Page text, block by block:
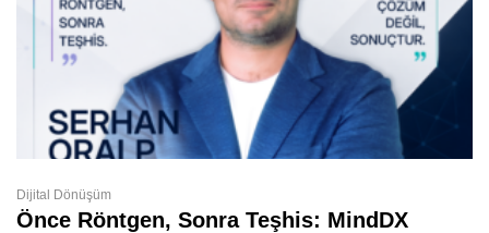
Dijital Dönüşüm
Önce Röntgen, Sonra Teşhis: MindDX